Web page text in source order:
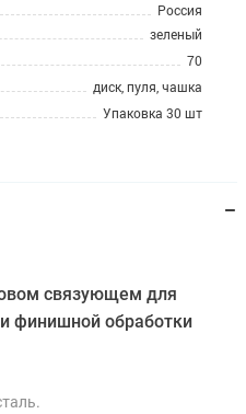
Россия
зеленый
70
диск, пуля, чашка
Упаковка 30 шт
связующем для
финишной обработки